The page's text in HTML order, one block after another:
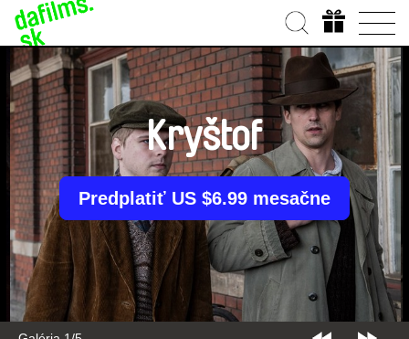
Kryštof
Predplatiť US $6.99 mesačne